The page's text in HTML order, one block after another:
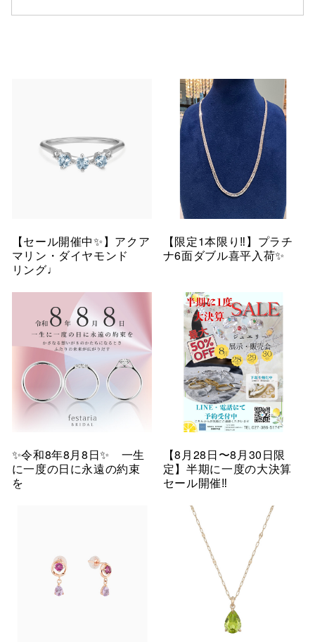
【セール開催中✨】アクア
マリン・ダイヤモンド
リング♩
【限定1本限り‼︎】プラチ
ナ6面ダブル喜平入荷✨
✨令和8年8月8日✨ 一生
に一度の日に永遠の約束
を
【8月28日〜8月30日限
定】半期に一度の大決算
セール開催‼︎